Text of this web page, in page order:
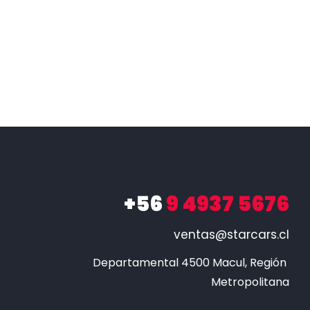
+569 4937 5676
ventas@starcars.cl
Departamental 4500 Macul, Región
Metropolitana